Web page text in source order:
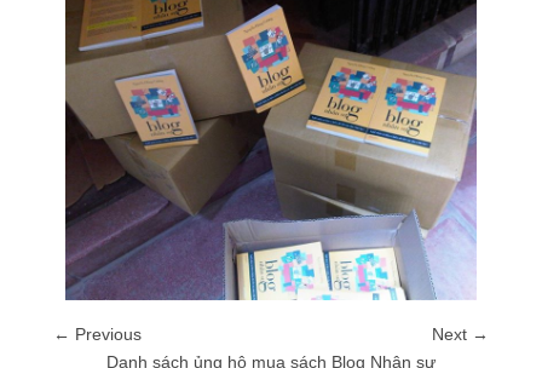
← Previous
Next →
Danh sách ủng hộ mua sách Blog Nhân sự